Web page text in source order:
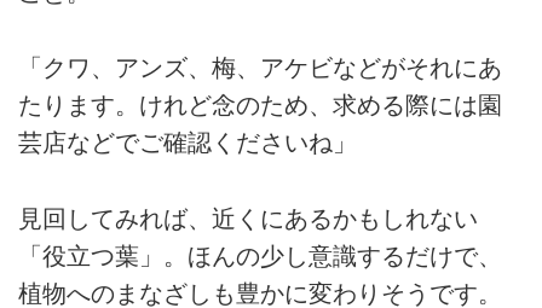
「クワ、アンズ、梅、アケビなどがそれにあ
たります。けれど念のため、求める際には園
芸店などでご確認くださいね」
見回してみれば、近くにあるかもしれない
「役立つ葉」。ほんの少し意識するだけで、
植物へのまなざしも豊かに変わりそうです。